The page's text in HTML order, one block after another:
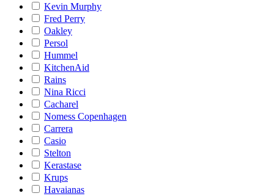
Kevin Murphy
Fred Perry
Oakley
Persol
Hummel
KitchenAid
Rains
Nina Ricci
Cacharel
Nomess Copenhagen
Carrera
Casio
Stelton
Kerastase
Krups
Havaianas